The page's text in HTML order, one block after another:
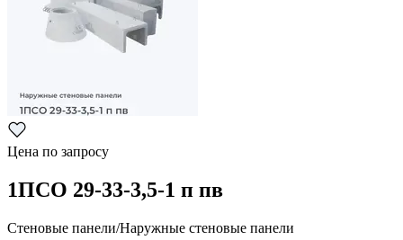
Цена по запросу
1ПСО 29-33-3,5-1 п пв
Стеновые панели/Наружные стеновые панели